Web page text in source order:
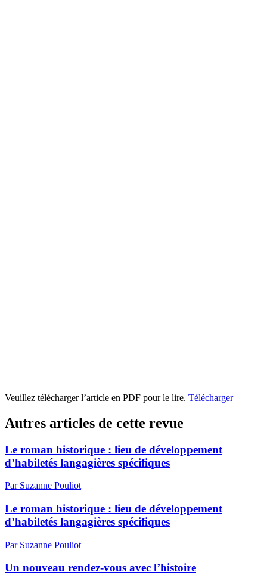
Veuillez télécharger l’article en PDF pour le lire. Télécharger
Autres articles de cette revue
Le roman historique : lieu de développement
d’habiletés langagières spécifiques
Par Suzanne Pouliot
Le roman historique : lieu de développement
d’habiletés langagières spécifiques
Par Suzanne Pouliot
Un nouveau rendez-vous avec l’histoire